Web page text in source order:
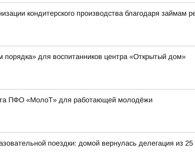
кондитерского производства благодаря займам
порядка» для воспитанников центра «Открытый дом»
ПФО «МолоТ» для работающей молодёжи
поездки: домой вернулась делегация из